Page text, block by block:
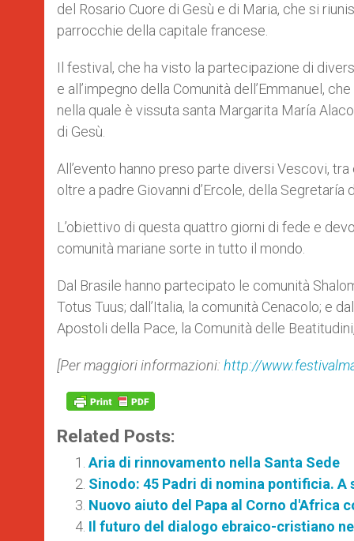
del Rosario Cuore di Gesù e di Maria, che si
parrocchie della capitale francese.
Il festival, che ha visto la partecipazione di
e all’impegno della Comunità dell’Emmanuel,
nella quale è vissuta santa Margarita María
di Gesù.
All’evento hanno preso parte diversi Vescovi,
oltre a padre Giovanni d’Ercole, della Segretaría
L’obiettivo di questa quattro giorni di fede e
comunità mariane sorte in tutto il mondo.
Dal Brasile hanno partecipato le comunità
Totus Tuus; dall’Italia, la comunità Cenacolo; e
Apostoli della Pace, la Comunità delle
[Per maggiori informazioni: http://
Related Posts:
Aria di rinnovamento nella Santa Sede
Sinodo: 45 Padri di nomina pontificia. A
Nuovo aiuto del Papa al Corno d'Africa
Il futuro del dialogo ebraico-cristiano